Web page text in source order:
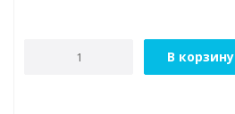
В корзину